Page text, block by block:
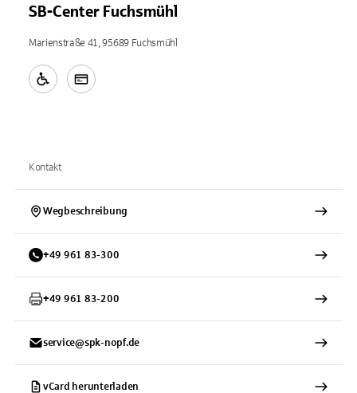
SB-Center Fuchsmühl
Marienstraße 41, 95689 Fuchsmühl
Kontakt
Wegbeschreibung
+49 961 83-300
+49 961 83-200
service@spk-nopf.de
vCard herunterladen